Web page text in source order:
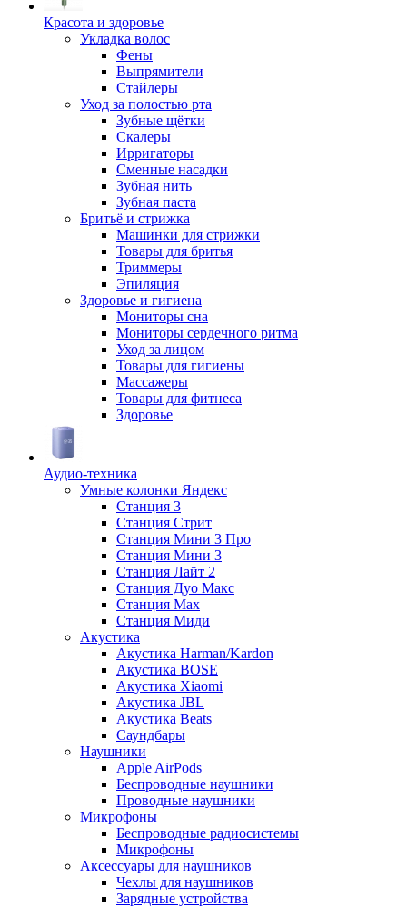
Красота и здоровье
Укладка волос
Фены
Выпрямители
Стайлеры
Уход за полостью рта
Зубные щётки
Скалеры
Ирригаторы
Сменные насадки
Зубная нить
Зубная паста
Бритьё и стрижка
Машинки для стрижки
Товары для бритья
Триммеры
Эпиляция
Здоровье и гигиена
Мониторы сна
Мониторы сердечного ритма
Уход за лицом
Товары для гигиены
Массажеры
Товары для фитнеса
Здоровье
Аудио-техника
Умные колонки Яндекс
Станция 3
Станция Стрит
Станция Мини 3 Про
Станция Мини 3
Станция Лайт 2
Станция Дуо Макс
Станция Max
Станция Миди
Акустика
Акустика Harman/Kardon
Акустика BOSE
Акустика Xiaomi
Акустика JBL
Акустика Beats
Саундбары
Наушники
Apple AirPods
Беспроводные наушники
Проводные наушники
Микрофоны
Беспроводные радиосистемы
Микрофоны
Аксессуары для наушников
Чехлы для наушников
Зарядные устройства